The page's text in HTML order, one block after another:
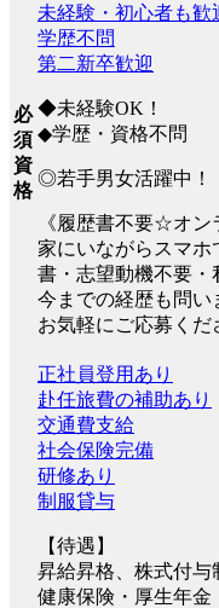
必
須
資
格
未経験・初心者も歓
学歴不問
第二新卒歓迎
◆未経験OK！
◆学歴・資格不問
◎若手男女活躍中！
《履歴書不要☆オン
家にいながらスマホ
書・志望動機不要・
今までの経歴も問い
お気軽にご応募くだ
正社員登用あり
赴任旅費の補助あり
交通費支給
社会保険完備
研修あり
制服貸与
【待遇】
昇給昇格、株式付
健康保険・厚生年金